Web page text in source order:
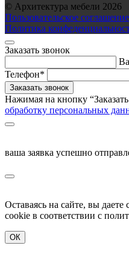
© Архитектура мебели 2026
Пользовательское соглашение
Политика
Заказать звонок
Телефон*
Нажимая на кнопку
обработку персональных
ваша заявка успешно
Оставаясь на сайте, вы даете
cookie в соответствии c
ОК